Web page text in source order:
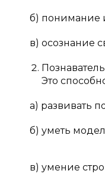
б) понимание
в) осознание
Это
а) развивать
б) уметь
в) умение